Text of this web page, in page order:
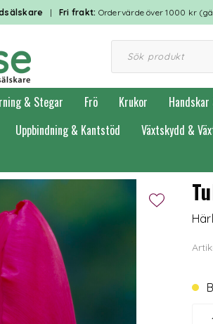
| Fri frakt: Ordervärde över 1000 kr
& Stegar Frö Krukor
Uppbindning & Kantstöd Växtskydd &